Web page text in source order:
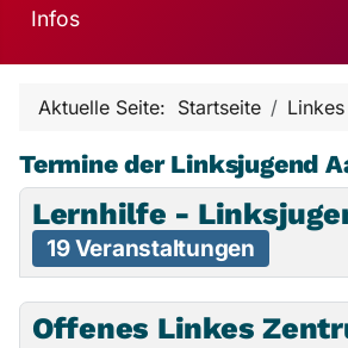
Infos
Aktuelle Seite: Startseite
Termine der Linksjugend
Lernhilfe -
19 Veranstaltungen
Offenes Linkes